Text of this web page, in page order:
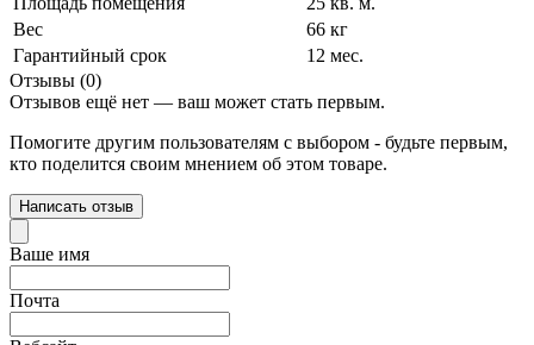
Вес
66 кг
Гарантийный срок
12 мес.
Отзывы (0)
Отзывов ещё нет — ваш может стать первым.
Помогите другим пользователям с выбором - будьте первым,
кто поделится своим мнением об этом товаре.
Написать отзыв
Ваше имя
Почта